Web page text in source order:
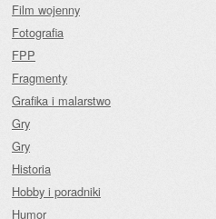
Film wojenny
Fotografia
FPP
Fragmenty
Grafika i malarstwo
Gry
Gry
Historia
Hobby i poradniki
Humor